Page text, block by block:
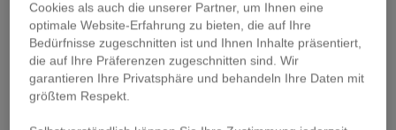
Lace-up trainerswhite
€ 75,00
Pay in 4 interest-free instalments
🔒 Secure payment & easy returns
Cookies als auch die unserer Partner, um Ihnen eine
optimale Website-Erfahrung zu bieten, die auf Ihre
Bedürfnisse zugeschnitten ist und Ihnen Inhalte präsentiert,
die auf Ihre Präferenzen zugeschnitten sind. Wir
garantieren Ihre Privatsphäre und behandeln Ihre Daten mit
größtem Respekt.